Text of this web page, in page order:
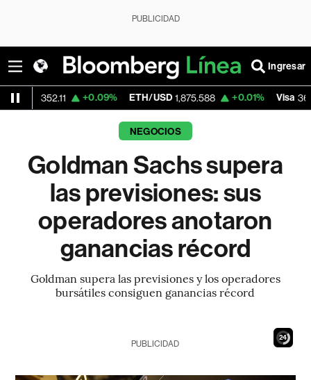
PUBLICIDAD
Ingresar
+0.09% ETH/USD 1,875.588 +0.01% Visa 369.59
NEGOCIOS
Goldman Sachs supera
las previsiones: sus
operadores anotaron
ganancias récord
Goldman supera las previsiones y los operadores
bursátiles consiguen ganancias récord
23
PUBLICIDAD